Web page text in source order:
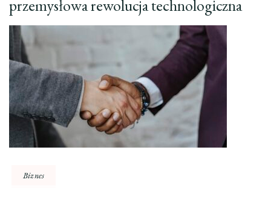
przemysłowa rewolucja technologiczna
Biznes